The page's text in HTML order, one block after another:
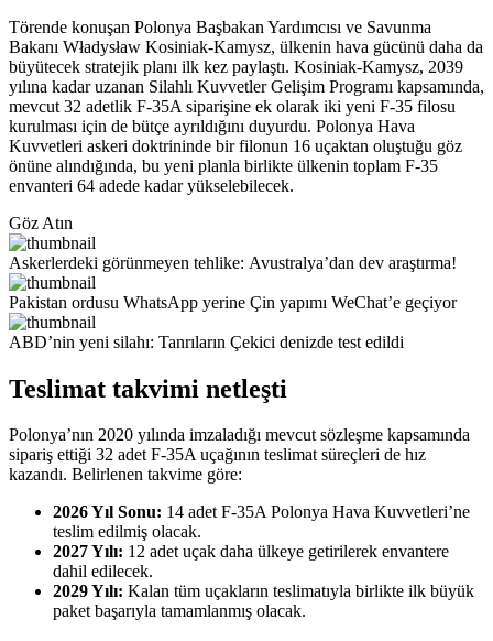
Törende konuşan Polonya Başbakan Yardımcısı ve Savunma
Bakanı Władysław Kosiniak-Kamysz, ülkenin hava gücünü daha da
büyütecek stratejik planı ilk kez paylaştı. Kosiniak-Kamysz, 2039
yılına kadar uzanan Silahlı Kuvvetler Gelişim Programı kapsamında,
mevcut 32 adetlik F-35A siparişine ek olarak iki yeni F-35 filosu
kurulması için de bütçe ayrıldığını duyurdu. Polonya Hava
Kuvvetleri askeri doktrininde bir filonun 16 uçaktan oluştuğu göz
önüne alındığında, bu yeni planla birlikte ülkenin toplam F-35
envanteri 64 adede kadar yükselebilecek.
Göz Atın
Askerlerdeki görünmeyen tehlike: Avustralya’dan dev araştırma!
Pakistan ordusu WhatsApp yerine Çin yapımı WeChat’e geçiyor
ABD’nin yeni silahı: Tanrıların Çekici denizde test edildi
Teslimat takvimi netleşti
Polonya’nın 2020 yılında imzaladığı mevcut sözleşme kapsamında
sipariş ettiği 32 adet F-35A uçağının teslimat süreçleri de hız
kazandı. Belirlenen takvime göre:
2026 Yıl Sonu: 14 adet F-35A Polonya Hava Kuvvetleri’ne
teslim edilmiş olacak.
2027 Yılı: 12 adet uçak daha ülkeye getirilerek envantere
dahil edilecek.
2029 Yılı: Kalan tüm uçakların teslimatıyla birlikte ilk büyük
paket başarıyla tamamlanmış olacak.